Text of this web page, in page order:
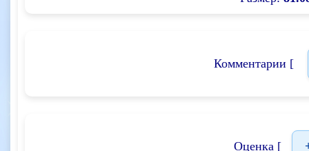
Комментарии [
Оценка [